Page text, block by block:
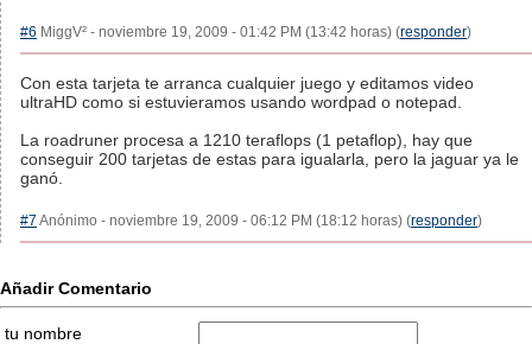
#6 MiggV² - noviembre 19, 2009 - 01:42 PM (13:42 horas) (responder)
Con esta tarjeta te arranca cualquier juego y editamos video
ultraHD como si estuvieramos usando wordpad o notepad.
La roadruner procesa a 1210 teraflops (1 petaflop), hay que
conseguir 200 tarjetas de estas para igualarla, pero la jaguar ya le
ganó.
#7 Anónimo - noviembre 19, 2009 - 06:12 PM (18:12 horas) (responder)
Añadir Comentario
tu nombre